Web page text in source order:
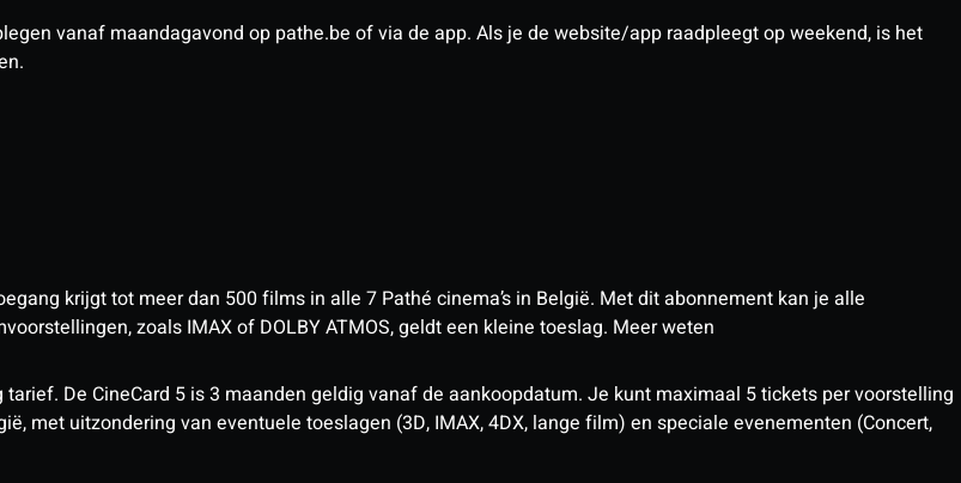
vanaf maandagavond op pathe.be of via de app. Als je de website/app raadpleegt op weekend, is het
krijgt tot meer dan 500 films in alle 7 Pathé cinema’s in België. Met dit abonnement kan je alle
zoals IMAX of DOLBY ATMOS, geldt een kleine toeslag. Meer weten
De CineCard 5 is 3 maanden geldig vanaf de aankoopdatum. Je kunt maximaal 5 tickets per voorstelling
met uitzondering van eventuele toeslagen (3D, IMAX, 4DX, lange film) en speciale evenementen (Concert,